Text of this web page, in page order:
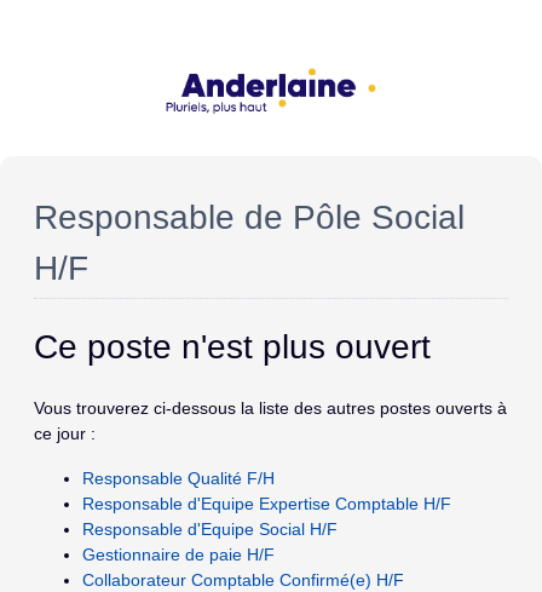
Responsable de Pôle Social
H/F
Ce poste n'est plus ouvert
Vous trouverez ci-dessous la liste des autres postes ouverts à
ce jour :
Responsable Qualité F/H
Responsable d'Equipe Expertise Comptable H/F
Responsable d'Equipe Social H/F
Gestionnaire de paie H/F
Collaborateur Comptable Confirmé(e) H/F